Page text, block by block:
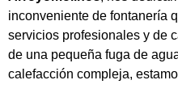
inconveniente de fontanería
servicios profesionales y de
de una pequeña fuga de
calefacción compleja,